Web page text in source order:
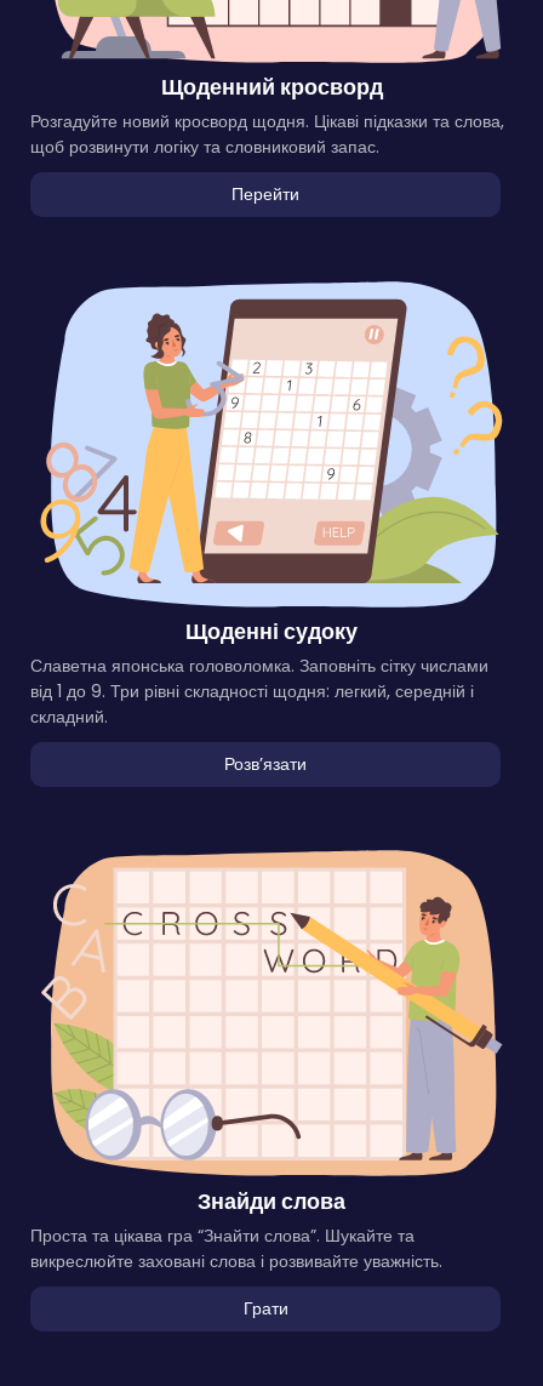
Щоденний кросворд
Розгадуйте новий кросворд щодня. Цікаві підказки та слова,
щоб розвинути логіку та словниковий запас.
Перейти
Щоденні судоку
Славетна японська головоломка. Заповніть сітку числами
від 1 до 9. Три рівні складності щодня: легкий, середній і
складний.
Розвʼязати
Знайди слова
Проста та цікава гра “Знайти слова”. Шукайте та
викреслюйте заховані слова і розвивайте уважність.
Грати